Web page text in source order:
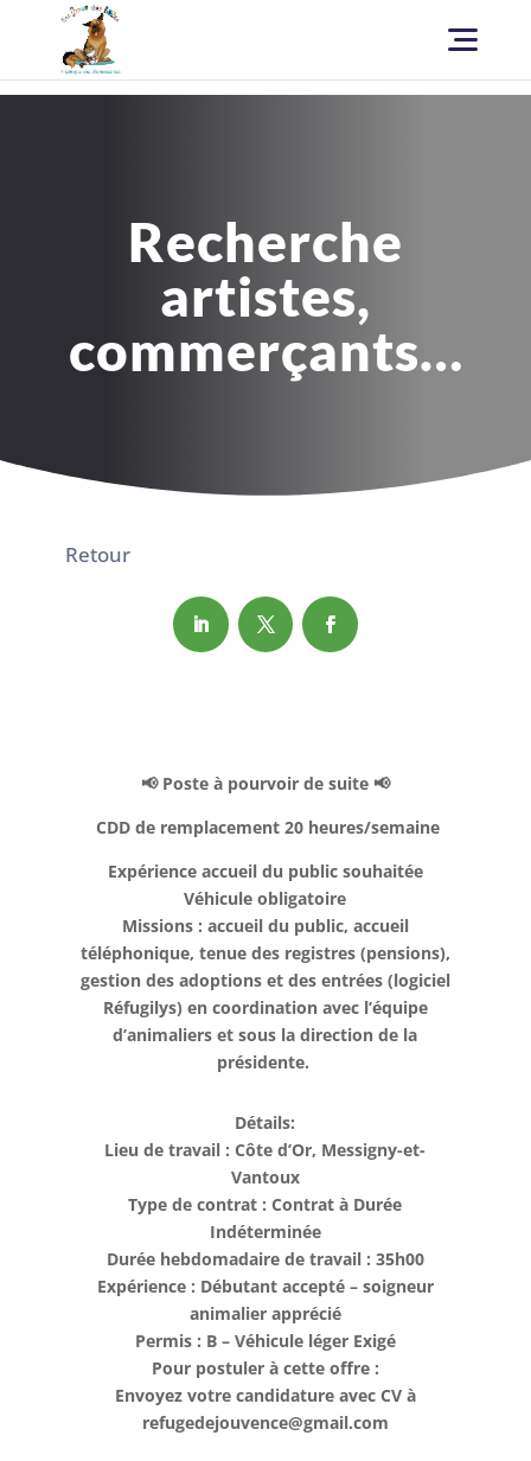
Recherche
artistes,
commerçants…
Retour
📢 Poste à pourvoir de suite 📢
CDD de remplacement 20 heures/semaine
Expérience accueil du public souhaitée
Véhicule obligatoire
Missions : accueil du public, accueil
téléphonique, tenue des registres (pensions),
gestion des adoptions et des entrées (logiciel
Réfugilys) en coordination avec l’équipe
d’animaliers et sous la direction de la
présidente.
Détails:
Lieu de travail : Côte d’Or, Messigny-et-
Vantoux
Type de contrat : Contrat à Durée
Indéterminée
Durée hebdomadaire de travail : 35h00
Expérience : Débutant accepté – soigneur
animalier apprécié
Permis : B – Véhicule léger Exigé
Pour postuler à cette offre :
Envoyez votre candidature avec CV à
refugedejouvence@gmail.com